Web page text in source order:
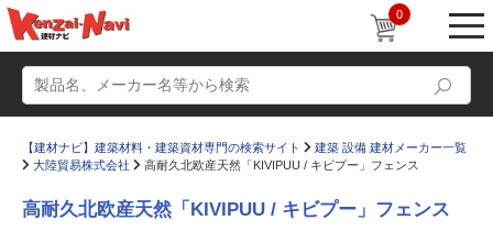
0
【建材ナビ】建築材料・建築資材専門の検索サイト
建築 設備 建材メーカー一覧
大陸貿易株式会社
高耐久北欧産天然「KIVIPUU / キビプー」フェンス
高耐久北欧産天然「KIVIPUU / キビプー」フェンス